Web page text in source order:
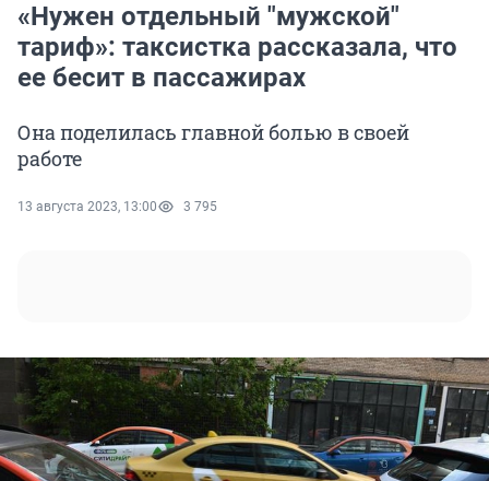
«Нужен отдельный "мужской"
тариф»: таксистка рассказала, что
ее бесит в пассажирах
Она поделилась главной болью в своей
работе
13 августа 2023, 13:00 3 795